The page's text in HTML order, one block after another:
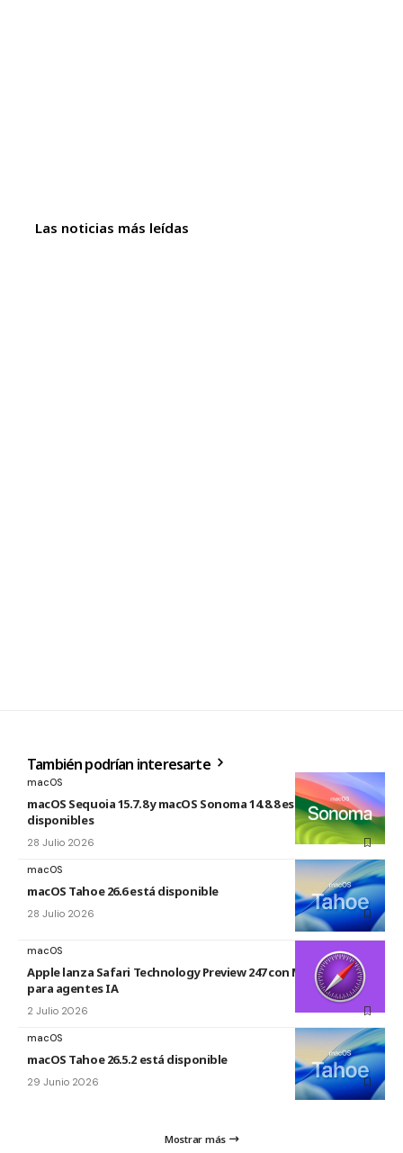
Las noticias más leídas
También podrían interesarte
macOS
macOS Sequoia 15.7.8 y macOS Sonoma 14.8.8 están
disponibles
28 Julio 2026
macOS
macOS Tahoe 26.6 está disponible
28 Julio 2026
macOS
Apple lanza Safari Technology Preview 247 con MCP Server
para agentes IA
2 Julio 2026
macOS
macOS Tahoe 26.5.2 está disponible
29 Junio 2026
Mostrar más